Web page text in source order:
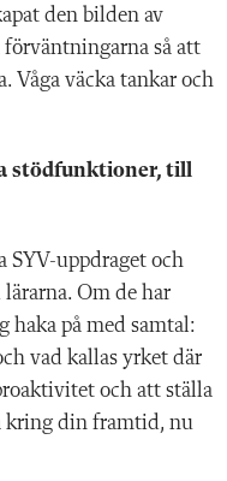
den bilden av
så att
Våga väcka tankar och
stödfunktioner, till
SYV-uppdraget och
lärarna. Om de har
haka på med samtal:
vad kallas yrket där
och att ställa
kring din framtid, nu